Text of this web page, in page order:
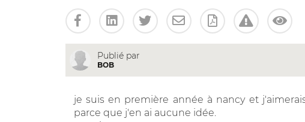
Publié par
BOB
je suis en première année à nancy et
parce que j'en ai aucune idée.